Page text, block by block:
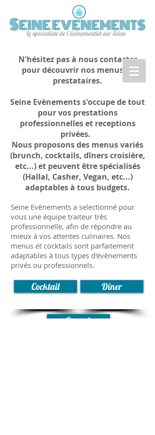
N'hésitez pas à nous contacter
pour découvrir nos menus et
prestataires.
Seine Evènements s'occupe de tout
pour vos prestations
professionnelles et receptions
privées.
Nous proposons des menus variés
(brunch, cocktails, dîners croisière,
etc...) et peuvent être spécialisés
(Hallal, Casher, Vegan, etc...)
adaptables à tous budgets.
Seine Evènements a selectionné pour
vous une équipe traiteur très
professionnelle, afin de répondre au
mieux à vos attentes culinaires. Nos
menus et cocktails sont parfaitement
adaptables à tous types d'évènements
privés ou professionnels.
Cocktail Dîner
Brunch